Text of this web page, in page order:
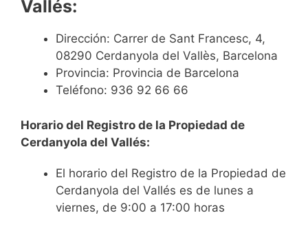
Vallés:
Dirección: Carrer de Sant Francesc, 4,
08290 Cerdanyola del Vallès, Barcelona
Provincia: Provincia de Barcelona
Teléfono: 936 92 66 66
Horario del Registro de la Propiedad de
Cerdanyola del Vallés:
El horario del Registro de la Propiedad de
Cerdanyola del Vallés es de lunes a
viernes, de 9:00 a 17:00 horas